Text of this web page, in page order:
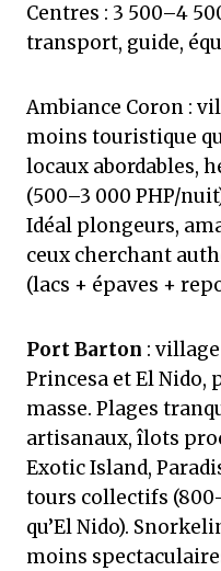
Centres : 3 500–4
transport, guide,
Ambiance Coron :
moins touristique
locaux abordables,
(500–3 000 PHP/
Idéal plongeurs,
ceux cherchant
(lacs + épaves +
Port Barton :
Princesa et El Nido,
masse. Plages
artisanaux, îlots
Exotic Island,
tours collectifs
qu’El Nido).
moins